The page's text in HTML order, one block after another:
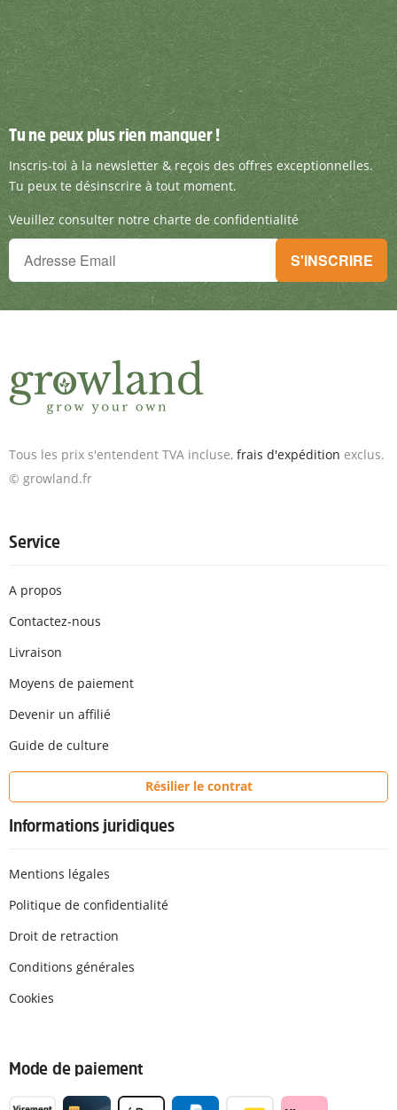
Tu ne peux plus rien manquer !
Inscris-toi à la newsletter & reçois des offres
Tu ne peux plus rien manquer !
Inscris-toi à la newsletter & reçois des offres exceptionnelles.
Tu peux te désinscrire à tout moment.
Veuillez consulter notre charte de confidentialité
Tu ne peux plus rien manquer !
Inscris-toi à la newsletter & reçois des offres exceptionnelles.
S'INSCRIRE
Tous les prix s'entendent TVA incluse, frais d'expédition exclus.
© growland.fr
Service
A propos
Contactez-nous
Livraison
Moyens de paiement
Devenir un affilié
Guide de culture
Résilier le contrat
Informations juridiques
Mentions légales
Politique de confidentialité
Droit de retraction
Conditions générales
Cookies
Mode de paiement